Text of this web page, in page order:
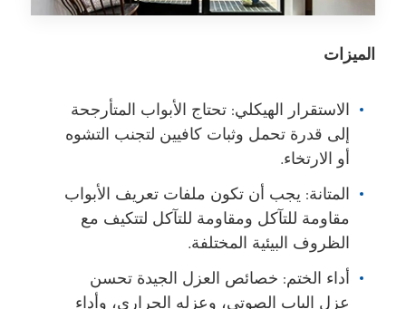
الميزات
الاستقرار الهيكلي: تحتاج الأبواب المتأرجحة
إلى قدرة تحمل وثبات كافيين لتجنب التشوه
أو الارتخاء.
المتانة: يجب أن تكون ملفات تعريف الأبواب
مقاومة للتآكل ومقاومة للتآكل لتتكيف مع
الظروف البيئية المختلفة.
أداء الختم: خصائص العزل الجيدة تحسن